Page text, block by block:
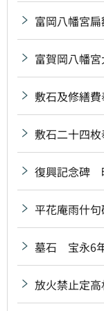
富岡八幡宮
富賀岡八幡
敷石及修繕
敷石二十四
復興記念碑
平花庵雨什
墓石 宝永6
放火禁止定